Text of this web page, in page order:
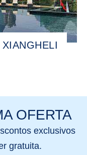
OFERTA
exclusivos
gratuita.